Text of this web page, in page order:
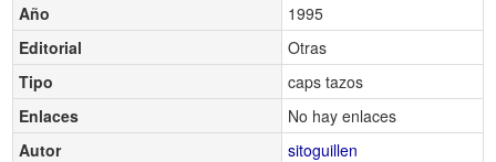
Año
1995
Editorial
Otras
Tipo
caps tazos
Enlaces
No hay enlaces
Autor
sitoguillen